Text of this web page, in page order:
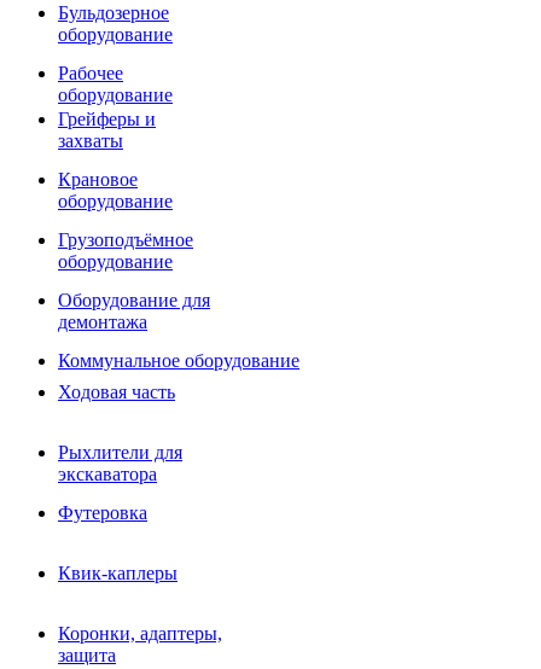
Виброрипперы
Ковши дробильные щековые
Ковши дробильные роторные
Сортировочные ковши барабанные
Сортировочные ковши вальцовые
Фрезы роторные
Фрезы дисковые
Траншеекопатели
Просеивающие ковши для фронтальных погрузчиков
Распределители асфальта
Переходные плиты
Гидроразводка
РВД
Сваерезки
Как выбрать гидромолот
Бульдозерное
оборудование
Рабочее
оборудование
Грейферы и
захваты
Крановое
оборудование
Грузоподъёмное
оборудование
Оборудование для
демонтажа
Коммунальное оборудование
Ходовая часть
Рыхлители для
экскаватора
Футеровка
Квик-каплеры
Коронки, адаптеры,
защита